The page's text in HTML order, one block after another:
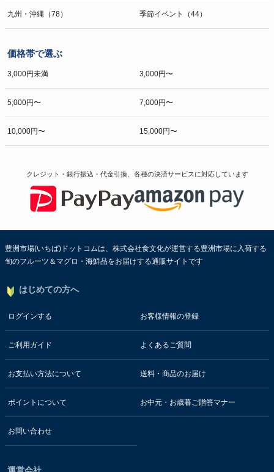
九州・沖縄（78） 季節イベント（44）
価格帯で選ぶ
3,000円未満 3,000円〜
5,000円〜 7,000円〜
10,000円〜 15,000円〜
クレジット・銀行振込・代金引換、各種の決済サービスに対応しています
豊洲市場(いちば)ドットコムは、株式会社食文化が運営する豊洲市場に入荷する
旬のフルーツ＆マグロ・海鮮品をお届けする通販サイトです
はじめての方へ
ログインする お客様情報の登録
ご利用ガイド よくあるご質問
お支払い方法について 送料・商品のお届け
ポイントについて お中元・お歳暮ご贈答マナー
お問い合わせ